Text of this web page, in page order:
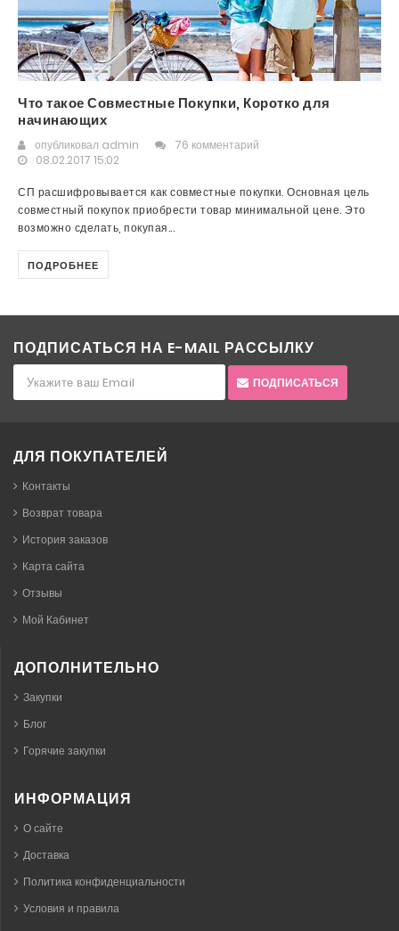
Что такое Совместные Покупки, Коротко для
начинающих
опубликовал admin
76 комментарий
08.02.2017 15:02
СП расшифровывается как совместные покупки. Основная цель
совместный покупок приобрести товар минимальной цене. Это
возможно сделать, покупая...
ПОДРОБНЕЕ
ПОДПИСАТЬСЯ НА E-MAIL РАССЫЛКУ
ПОДПИСАТЬСЯ
ДЛЯ ПОКУПАТЕЛЕЙ
Контакты
Возврат товара
История заказов
Карта сайта
Отзывы
Мой Кабинет
ДОПОЛНИТЕЛЬНО
Закупки
Блог
Горячие закупки
ИНФОРМАЦИЯ
О сайте
Доставка
Политика конфиденциальности
Условия и правила